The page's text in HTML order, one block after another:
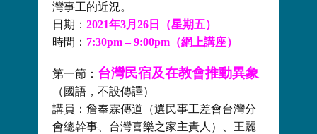
灣事工的近況。
日期： 2021年3月26日（星期五）
時間： 7:30pm – 9:00pm（網上講座）
第一節： 台灣民宿及在教會推動異象
（國語，不設傳譯）
講員：詹奉霖傳道（選民事工差會台灣分
會總幹事、台灣喜樂之家主責人）、王麗